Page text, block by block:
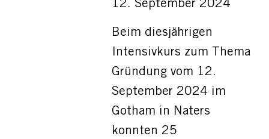
12. September 2024
Beim diesjährigen
Intensivkurs zum Thema
Gründung vom 12.
September 2024 im
Gotham in Naters
konnten 25